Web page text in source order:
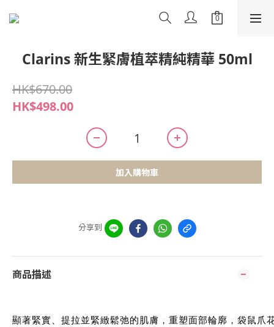
Clarins 新生緊膚植萃精純精華 50ml
HK$670.00
HK$498.00
加入購物車
分享到
商品描述
顯著緊實、提拉並緊緻鬆弛的肌膚，重塑面部輪廓，袋鼠爪